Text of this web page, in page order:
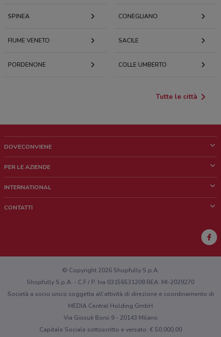
SPINEA CONEGLIANO
FIUME VENETO SACILE
PORDENONE COLLE UMBERTO
Tutte le città
DOVECONVIENE
Chi siamo
Lavora con noi
PER LE AZIENDE
Richieste commerciali e marketing
INTERNATIONAL
CONTATTI
Hai un malfunzionamento sul web o sull'app?
© Copyright 2026 Shopfully S.p.A.
Shopfully S.p.A. - C.F / P. Iva 03156531208 REA: MI-2029270
Società a socio unico soggetta all’attività di direzione e coordinamento di
MEDIA Central Holding GmbH
Via Giosuè Borsi 9 - 20143 Milano
Capitale Sociale sottoscritto e versato: € 50.000,00